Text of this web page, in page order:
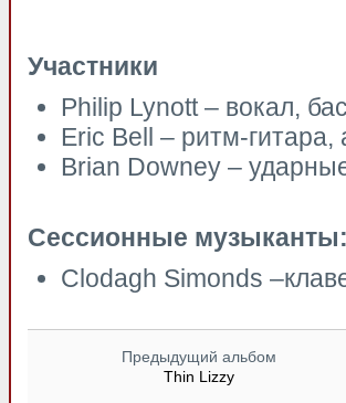
Участники
Philip Lynott – вокал,
Eric Bell – ритм-гитара,
Brian Downey –
Сессионные музыканты:
Clodagh Simonds
Предыдущий альбом
Thin Lizzy